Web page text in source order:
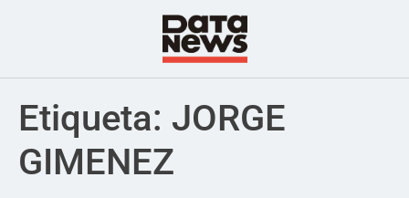
Etiqueta: JORGE
GIMENEZ